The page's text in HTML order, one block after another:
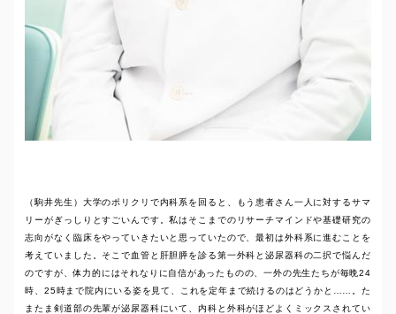
（駒井先生）大学のポリクリで内科系を回ると、もう患者さん一人に対するサマ
リーがぎっしりとすごいんです。私はそこまでのリサーチマインドや基礎研究の
志向がなく臨床をやっていきたいと思っていたので、最初は外科系に進むことを
考えていました。そこで血管と肝胆膵を診る第一外科と泌尿器科の二択で悩んだ
のですが、体力的にはそれなりに自信があったものの、一外の先生たちが毎晩24
時、25時まで院内にいる姿を見て、これを定年まで続けるのはどうかと……。た
またま剣道部の先輩が泌尿器科にいて、内科と外科がほどよくミックスされてい